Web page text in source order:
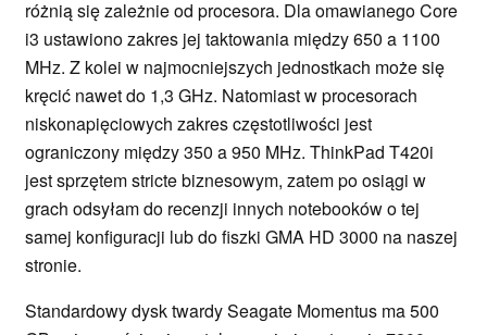
różnią się zależnie od procesora. Dla omawianego Core
i3 ustawiono zakres jej taktowania między 650 a 1100
MHz. Z kolei w najmocniejszych jednostkach może się
kręcić nawet do 1,3 GHz. Natomiast w procesorach
niskonapięciowych zakres częstotliwości jest
ograniczony między 350 a 950 MHz. ThinkPad T420i
jest sprzętem stricte biznesowym, zatem po osiągi w
grach odsyłam do recenzji innych notebooków o tej
samej konfiguracji lub do fiszki GMA HD 3000 na naszej
stronie.
Standardowy dysk twardy Seagate Momentus ma 500